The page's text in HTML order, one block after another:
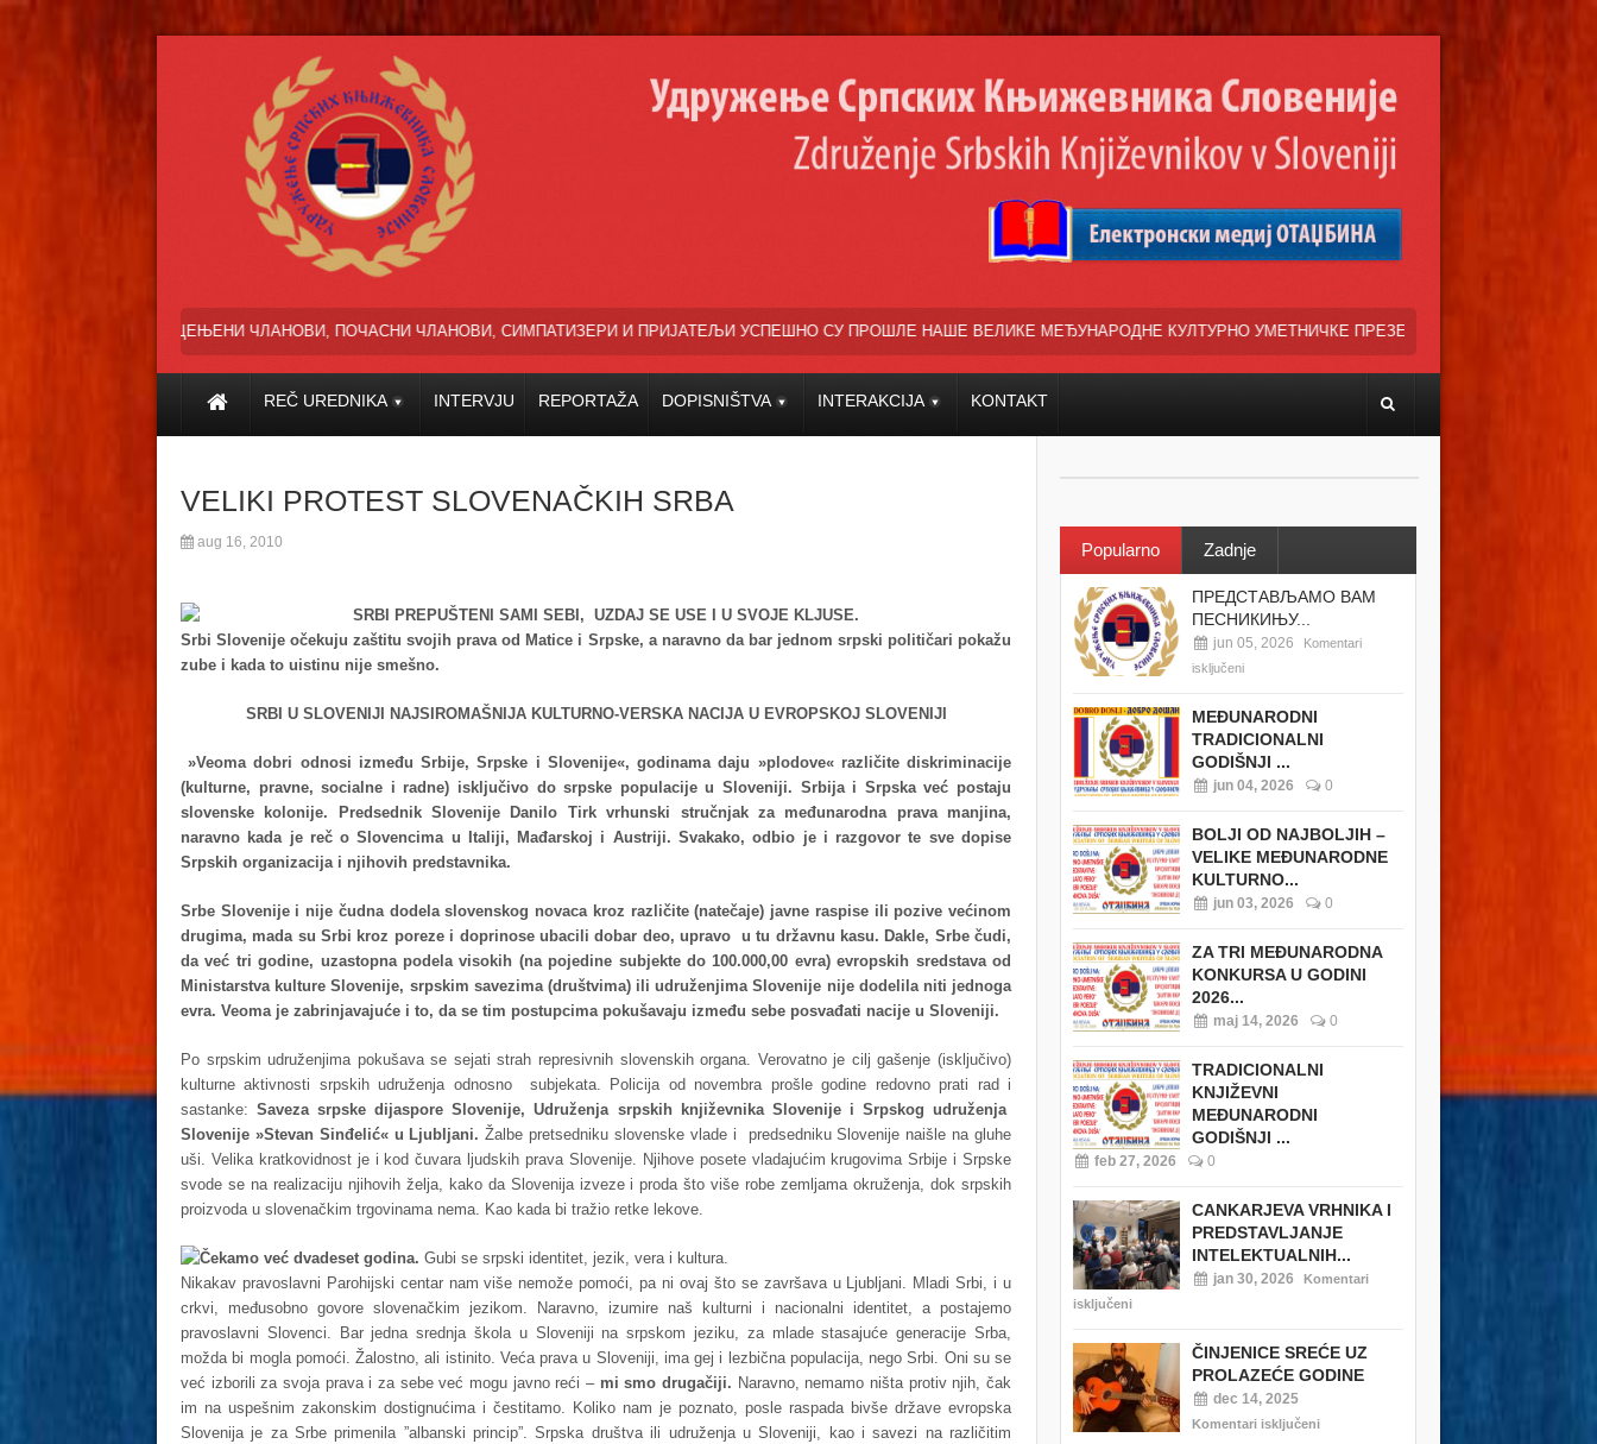
ЦЕЊЕНИ ЧЛАНОВИ, ПОЧАСНИ ЧЛАНОВИ, СИМПАТИЗЕРИ И ПРИЈАТЕЉИ УСПЕШНО СУ ПРОШЛЕ НАШЕ ВЕЛИКЕ МЕЂУНАРОДНЕ КУЛТУРНО УМЕТНИЧКЕ ПРЕЗЕНТАЦИЈЕ »ВЕСЕЛИ ДАНИ СРПСКЕ ДИЈАСПОРЕ« НАША
REČ UREDNIKA INTERVJU REPORTAŽA DOPISNIŠTVA INTERAKCIJA KONTAKT
VELIKI PROTEST SLOVENAČKIH SRBA
aug 16, 2010
SRBI PREPUŠTENI SAMI SEBI, UZDAJ SE USE I U SVOJE KLJUSE.
Srbi Slovenije očekuju zaštitu svojih prava od Matice i Srpske, a naravno da bar jednom srpski političari pokažu
zube i kada to uistinu nije smešno.
SRBI U SLOVENIJI NAJSIROMAŠNIJA KULTURNO-VERSKA NACIJA U EVROPSKOJ SLOVENIJI
»Veoma dobri odnosi između Srbije, Srpske i Slovenije«, godinama daju »plodove« različite diskriminacije
(kulturne, pravne, socialne i radne) isključivo do srpske populacije u Sloveniji. Srbija i Srpska već postaju
slovenske kolonije. Predsednik Slovenije Danilo Tirk vrhunski stručnjak za međunarodna prava manjina,
naravno kada je reč o Slovencima u Italiji, Mađarskoj i Austriji. Svakako, odbio je i razgovor te sve dopise
Srpskih organizacija i njihovih predstavnika.
Srbe Slovenije i nije čudna dodela slovenskog novaca kroz različite (natečaje) javne raspise ili pozive većinom
drugima, mada su Srbi kroz poreze i doprinose ubacili dobar deo, upravo u tu državnu kasu. Dakle, Srbe čudi,
da već tri godine, uzastopna podela visokih (na pojedine subjekte do 100.000,00 evra) evropskih sredstava od
Ministarstva kulture Slovenije, srpskim savezima (društvima) ili udruženjima Slovenije nije dodelila niti jednoga
evra. Veoma je zabrinjavajuće i to, da se tim postupcima pokušavaju između sebe posvađati nacije u Sloveniji.
Po srpskim udruženjima pokušava se sejati strah represivnih slovenskih organa. Verovatno je cilj gašenje (isključivo)
kulturne aktivnosti srpskih udruženja odnosno subjekata. Policija od novembra prošle godine redovno prati rad i
sastanke:Saveza srpske dijaspore Slovenije, Udruženja srpskih književnika Slovenije i Srpskog udruženja
Slovenije »Stevan Sinđelić« u Ljubljani. Žalbe pretsedniku slovenske vlade i predsedniku Slovenije naišle na gluhe
uši. Velika kratkovidnost je i kod čuvara ljudskih prava Slovenije. Njihove posete vladajućim krugovima Srbije i Srpske
svode se na realizaciju njihovih želja, kako da Slovenija izveze i proda što više robe zemljama okruženja, dok srpskih
proizvoda u slovenačkim trgovinama nema. Kao kada bi tražio retke lekove.
Čekamo već dvadeset godina. Gubi se srpski identitet, jezik, vera i kultura.
Nikakav pravoslavni Parohijski centar nam više nemože pomoći, pa ni ovaj što se završava u Ljubljani. Mladi Srbi, i u
crkvi, međusobno govore slovenačkim jezikom. Naravno, izumire naš kulturni i nacionalni identitet, a postajemo
pravoslavni Slovenci. Bar jedna srednja škola u Sloveniji na srpskom jeziku, za mlade stasajuće generacije Srba,
možda bi mogla pomoći. Žalostno, ali istinito. Veća prava u Sloveniji, ima gej i lezbična populacija, nego Srbi. Oni su se
već izborili za svoja prava i za sebe već mogu javno reći – mi smo drugačiji. Naravno, nemamo ništa protiv njih, čak
im na uspešnim zakonskim dostignućima i čestitamo. Koliko nam je poznato, posle raspada bivše države evropska
Slovenija je za Srbe primenila ”albanski princip”. Srpska društva ili udruženja u Sloveniji, kao i savezi na različitim
Popularno Zadnje
ПРЕДСТАВЉАМО ВАМ
ПЕСНИКИЊУ...
jun 05, 2026
Komentari
isključeni
MEĐUNARODNI
TRADICIONALNI
GODIŠNJI ...
jun 04, 2026 0
BOLJI OD NAJBOLJIH –
VELIKE MEĐUNARODNE
KULTURNO...
jun 03, 2026 0
ZA TRI MEĐUNARODNA
KONKURSA U GODINI
2026...
maj 14, 2026 0
TRADICIONALNI
KNJIŽEVNI
MEĐUNARODNI
GODIŠNJI ...
feb 27, 2026 0
CANKARJEVA VRHNIKA I
PREDSTAVLJANJE
INTELEKTUALNIH...
jan 30, 2026
Komentari
isključeni
ČINJENICE SREĆE UZ
PROLAZEĆE GODINE
dec 14, 2025
Komentari isključeni